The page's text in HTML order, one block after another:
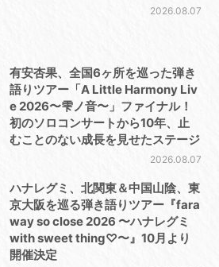
2026.08.07
有安杏果、全国6ヶ所を巡った弾き
語りツアー「A Little Harmony Liv
e 2026〜雫ノ音〜」ファイナル！
初のソロコンサートから10年、止
むことのない成長を見せたステージ
2026.08.07
ハナレグミ、北関東＆中国山陰、東
京大阪を巡る弾き語りツアー『fara
way so close 2026 〜ハナレグミ
with sweet thing♡〜』10月より
開催決定